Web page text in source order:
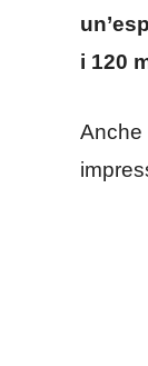
i 120
Anche